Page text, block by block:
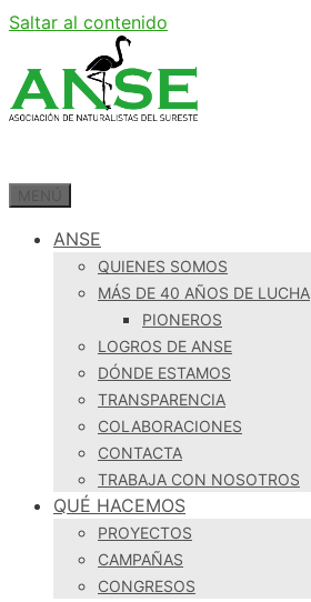
Saltar al contenido
ANSE
QUIENES SOMOS
MÁS DE 40 AÑOS DE LUCHA
PIONEROS
LOGROS DE ANSE
DÓNDE ESTAMOS
TRANSPARENCIA
COLABORACIONES
CONTACTA
TRABAJA CON NOSOTROS
QUÉ HACEMOS
PROYECTOS
CAMPAÑAS
CONGRESOS